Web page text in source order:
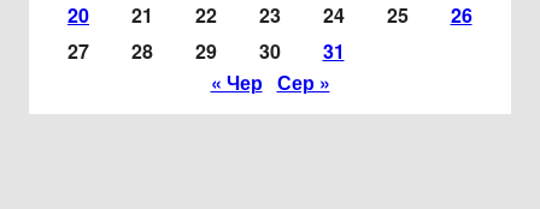
20
21 22 23 24 25
26
27
28 29 30
31
« Чер Сер »